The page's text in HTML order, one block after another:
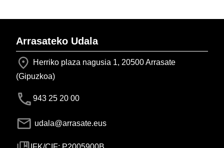
Arrasateko Udala
Herriko plaza nagusia 1, 20500 Arrasate
(Gipuzkoa)
943 25 20 00
udala@arrasate.eus